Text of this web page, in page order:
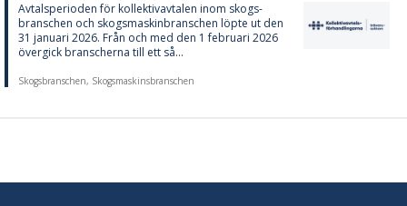
Av­tal­s­pe­ri­o­den för kol­lek­tivav­ta­len inom skogs­
branschen och skogs­ma­skin­branschen löp­te ut den
31 ja­nu­ari 2026. Från och med den 1 feb­ru­ari 2026
över­gick bran­scher­na till ett så...
Skogsbranschen, Skogsmaskinsbranschen